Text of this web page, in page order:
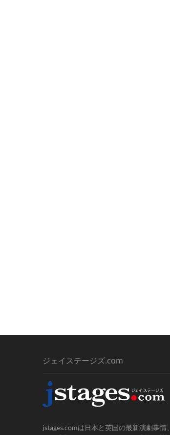
ジェイステージズ.com
jstages.comは日本と英国の最新演劇事情、